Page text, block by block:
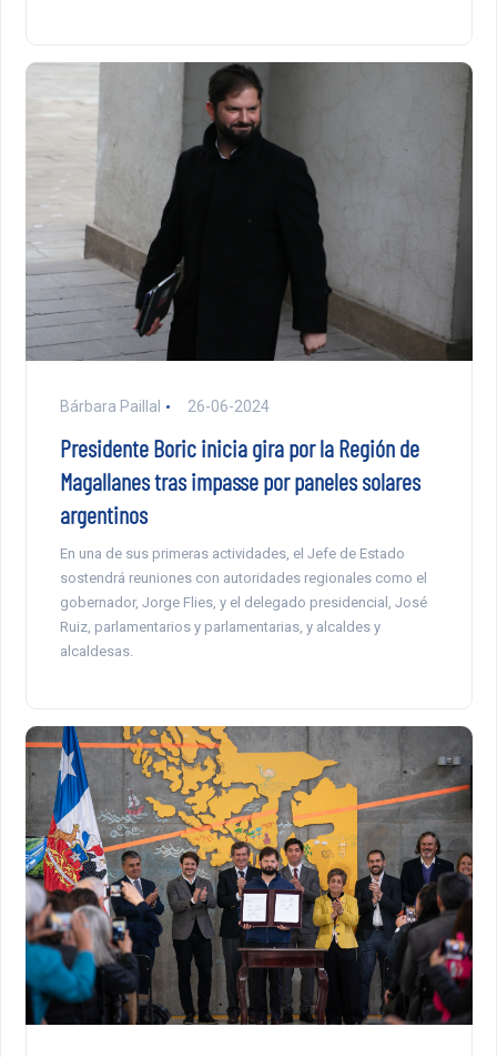
Bárbara Paillal 26-06-2024
Presidente Boric inicia gira por la Región de
Magallanes tras impasse por paneles solares
argentinos
En una de sus primeras actividades, el Jefe de Estado
sostendrá reuniones con autoridades regionales como el
gobernador, Jorge Flies, y el delegado presidencial, José
Ruiz, parlamentarios y parlamentarias, y alcaldes y
alcaldesas.